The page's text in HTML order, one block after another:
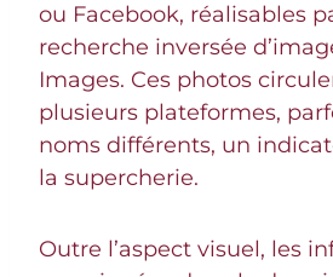
ou Facebook, réalisables
recherche inversée
Images. Ces photos
plusieurs plateformes,
noms différents, un
la supercherie.
Outre l’aspect visuel, les